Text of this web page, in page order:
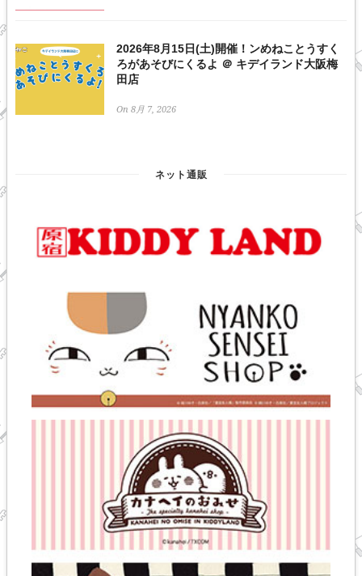
2026年8月15日(土)開催！ンめねことうすく
ろがあそびにくるよ ＠ キデイランド大阪梅
田店
On 8月 7, 2026
ネット通販